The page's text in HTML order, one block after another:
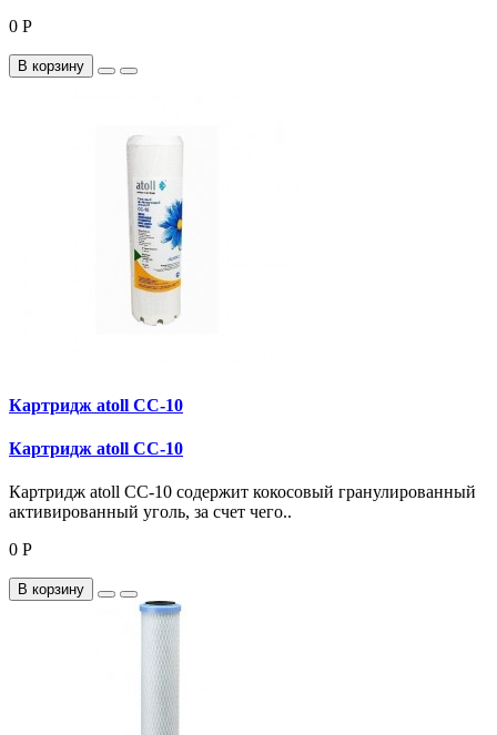
0 Р
В корзину
Картридж atoll CC-10
Картридж atoll CC-10
Картридж atoll CC-10 содержит кокосовый гранулированный
активированный уголь, за счет чего..
0 Р
В корзину